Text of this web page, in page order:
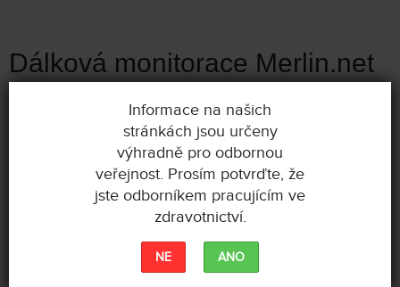
Dálková monitorace Merlin.net
Merlin@home™ Transmitter
Informace na našich
stránkách jsou určeny
výhradně pro odbornou
veřejnost. Prosím potvrďte, že
jste odborníkem pracujícím ve
zdravotnictví.
NE ANO